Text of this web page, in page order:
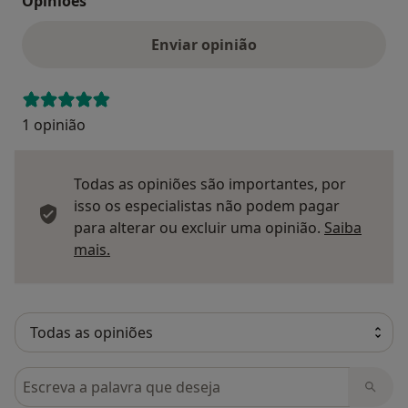
Enviar opinião
1 opinião
Todas as opiniões são importantes, por
isso os especialistas não podem pagar
para alterar ou excluir uma opinião. Saiba
mais.
Pesquisar em opiniões